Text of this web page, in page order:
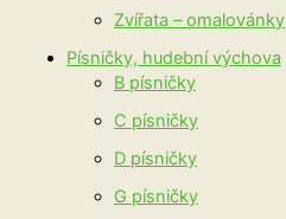
Zvířata – omalovánky
Písničky, hudební výchova
B písničky
C písničky
D písničky
G písničky